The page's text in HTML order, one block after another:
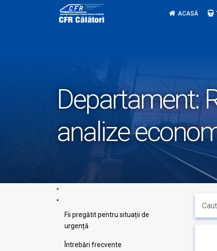
ACASĂ
Departament:
analize
Fii pregătit pentru situații de
urgență
Întrebări frecvente